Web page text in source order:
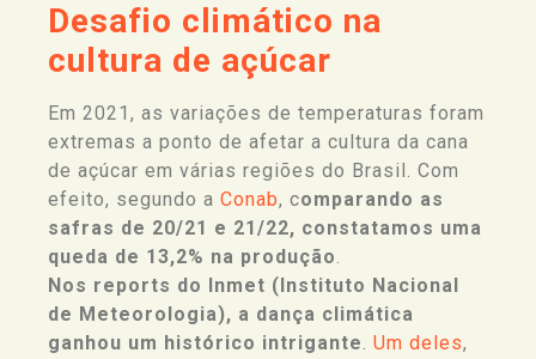
Desafio climático na
cultura de açúcar
Em 2021, as variações de temperaturas foram
extremas a ponto de afetar a cultura da cana
de açúcar em várias regiões do Brasil. Com
efeito, segundo a Conab, comparando as
safras de 20/21 e 21/22, constatamos uma
queda de 13,2% na produção.
Nos reports do Inmet (Instituto Nacional
de Meteorologia), a dança climática
ganhou um histórico intrigante. Um deles,